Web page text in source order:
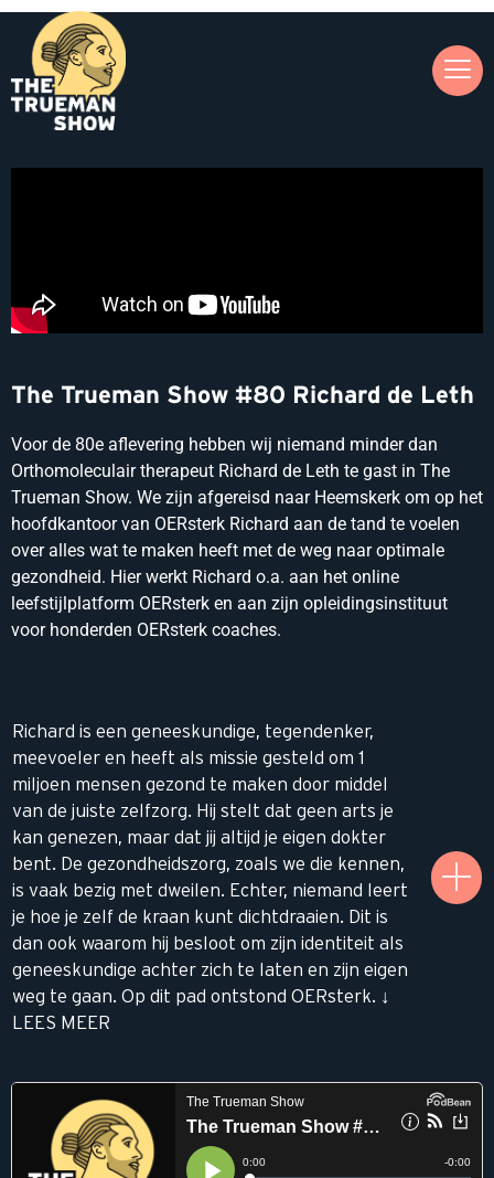
The Trueman Show #80 Richard de Leth
Voor de 80e aflevering hebben wij niemand minder dan
Orthomoleculair therapeut Richard de Leth te gast in The
Trueman Show. We zijn afgereisd naar Heemskerk om op het
hoofdkantoor van OERsterk Richard aan de tand te voelen
over alles wat te maken heeft met de weg naar optimale
gezondheid. Hier werkt Richard o.a. aan het online
leefstijlplatform OERsterk en aan zijn opleidingsinstituut
voor honderden OERsterk coaches.
Richard is een geneeskundige, tegendenker,
meevoeler en heeft als missie gesteld om 1
miljoen mensen gezond te maken door middel
van de juiste zelfzorg. Hij stelt dat geen arts je
kan genezen, maar dat jij altijd je eigen dokter
bent. De gezondheidszorg, zoals we die kennen,
is vaak bezig met dweilen. Echter, niemand leert
je hoe je zelf de kraan kunt dichtdraaien. Dit is
dan ook waarom hij besloot om zijn identiteit als
geneeskundige achter zich te laten en zijn eigen
weg te gaan. Op dit pad ontstond OERsterk. ↓
LEES MEER